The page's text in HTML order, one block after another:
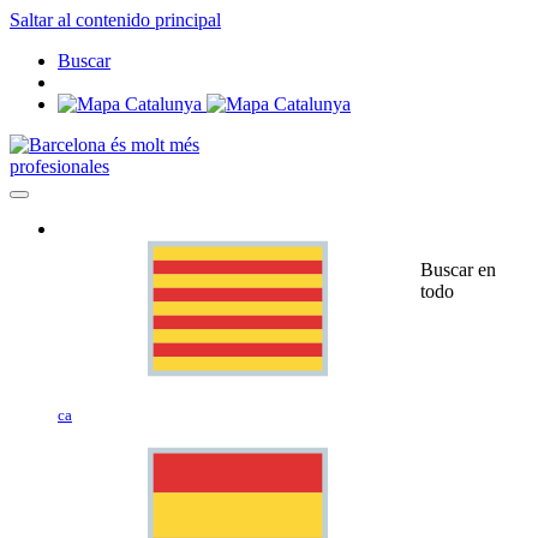
Saltar al contenido principal
Buscar
profesionales
ca
Buscar en
todo